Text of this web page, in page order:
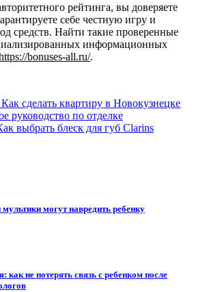
рейтинга, вы доверяете
себе честную игру и
средств. Найти такие проверенные
информационных
bonuses-all.ru/.
Как сделать квартиру в Новокузнецке
руководство по отделке
выбрать блеск для губ Clarins
могут навредить ребенку
как не потерять связь с ребенком после